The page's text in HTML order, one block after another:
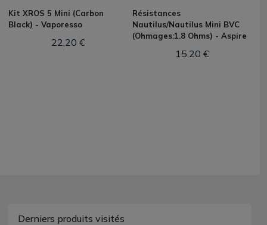
Kit XROS 5 Mini (Carbon
Black) - Vaporesso
22,20 €
Résistances
Nautilus/Nautilus Mini BVC
(Ohmages:1.8 Ohms) - Aspire
15,20 €
Derniers produits visités